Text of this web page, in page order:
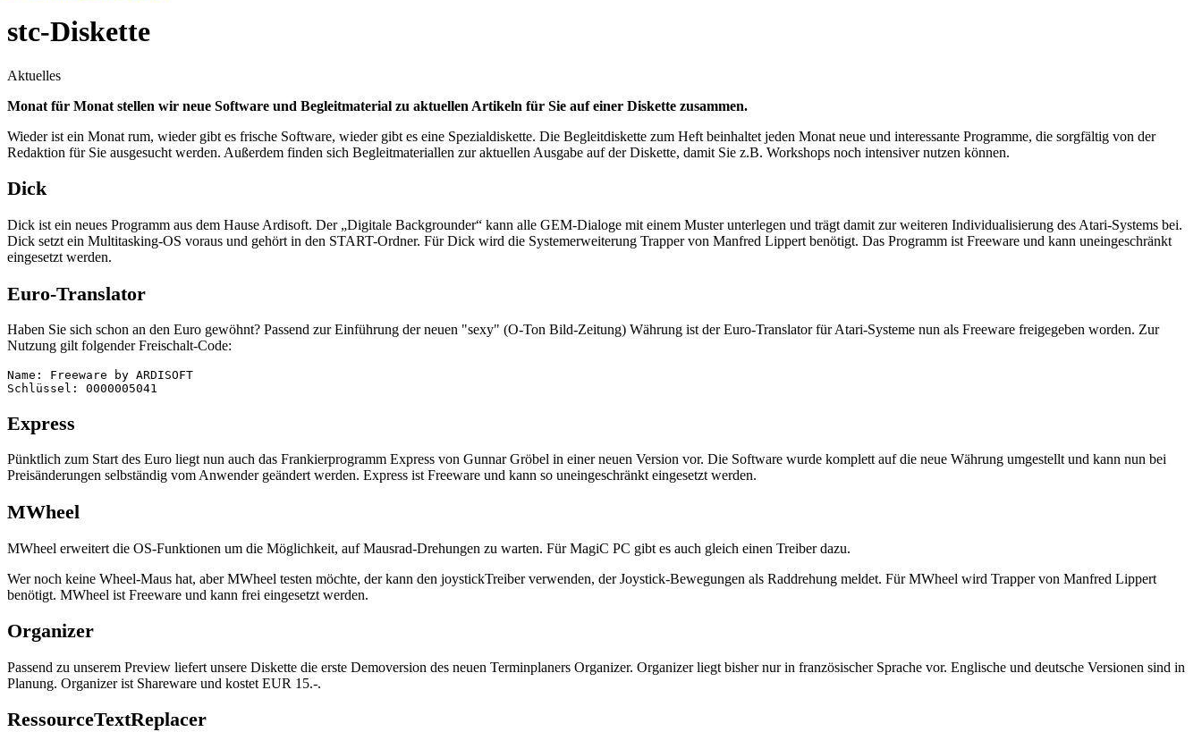
stc-Diskette
Aktuelles
Monat für Monat stellen wir neue Software und Begleitmaterial zu aktuellen Artikeln für Sie auf einer Diskette zusammen.
Wieder ist ein Monat rum, wieder gibt es frische Software, wieder gibt es eine Spezialdiskette. Die Begleitdiskette zum Heft beinhaltet jeden Monat neue und interessante Programme, die sorgfältig von der
Redaktion für Sie ausgesucht werden. Außerdem finden sich Begleitmateriallen zur aktuellen Ausgabe auf der Diskette, damit Sie z.B. Workshops noch intensiver nutzen können.
Dick
Dick ist ein neues Programm aus dem Hause Ardisoft. Der „Digitale Backgrounder“ kann alle GEM-Dialoge mit einem Muster unterlegen und trägt damit zur weiteren Individualisierung des Atari-Systems bei.
Dick setzt ein Multitasking-OS voraus und gehört in den START-Ordner. Für Dick wird die Systemerweiterung Trapper von Manfred Lippert benötigt. Das Programm ist Freeware und kann uneingeschränkt
eingesetzt werden.
Euro-Translator
Haben Sie sich schon an den Euro gewöhnt? Passend zur Einführung der neuen "sexy" (O-Ton Bild-Zeitung) Währung ist der Euro-Translator für Atari-Systeme nun als Freeware freigegeben worden. Zur
Nutzung gilt folgender Freischalt-Code:
Name: Freeware by ARDISOFT
Schlüssel: 0000005041
Express
Pünktlich zum Start des Euro liegt nun auch das Frankierprogramm Express von Gunnar Gröbel in einer neuen Version vor. Die Software wurde komplett auf die neue Währung umgestellt und kann nun bei
Preisänderungen selbständig vom Anwender geändert werden. Express ist Freeware und kann so uneingeschränkt eingesetzt werden.
MWheel
MWheel erweitert die OS-Funktionen um die Möglichkeit, auf Mausrad-Drehungen zu warten. Für MagiC PC gibt es auch gleich einen Treiber dazu.
Wer noch keine Wheel-Maus hat, aber MWheel testen möchte, der kann den joystickTreiber verwenden, der Joystick-Bewegungen als Raddrehung meldet. Für MWheel wird Trapper von Manfred Lippert
benötigt. MWheel ist Freeware und kann frei eingesetzt werden.
Organizer
Passend zu unserem Preview liefert unsere Diskette die erste Demoversion des neuen Terminplaners Organizer. Organizer liegt bisher nur in französischer Sprache vor. Englische und deutsche Versionen sind in
Planung. Organizer ist Shareware und kostet EUR 15.-.
RessourceTextReplacer